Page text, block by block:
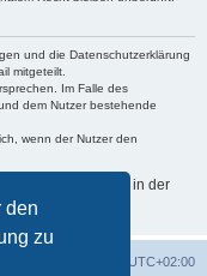
den
zu
und die Datenschutzerklärung
mitgeteilt.
Im Falle des
dem Nutzer bestehende
wenn der Nutzer den
Daten sind in der
UTC+02:00